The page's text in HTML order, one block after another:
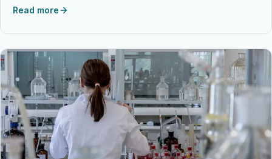
Read more